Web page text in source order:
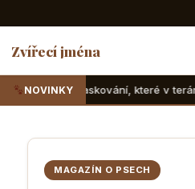
Zvířecí jména
NOVINKY
v teráriu sotva najdete
MAGAZÍN O PSECH